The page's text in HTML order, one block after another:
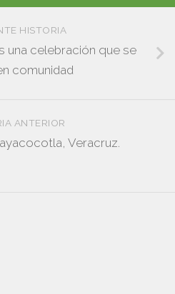
HISTORIA
una celebración que se
comunidad
ANTERIOR
Veracruz.